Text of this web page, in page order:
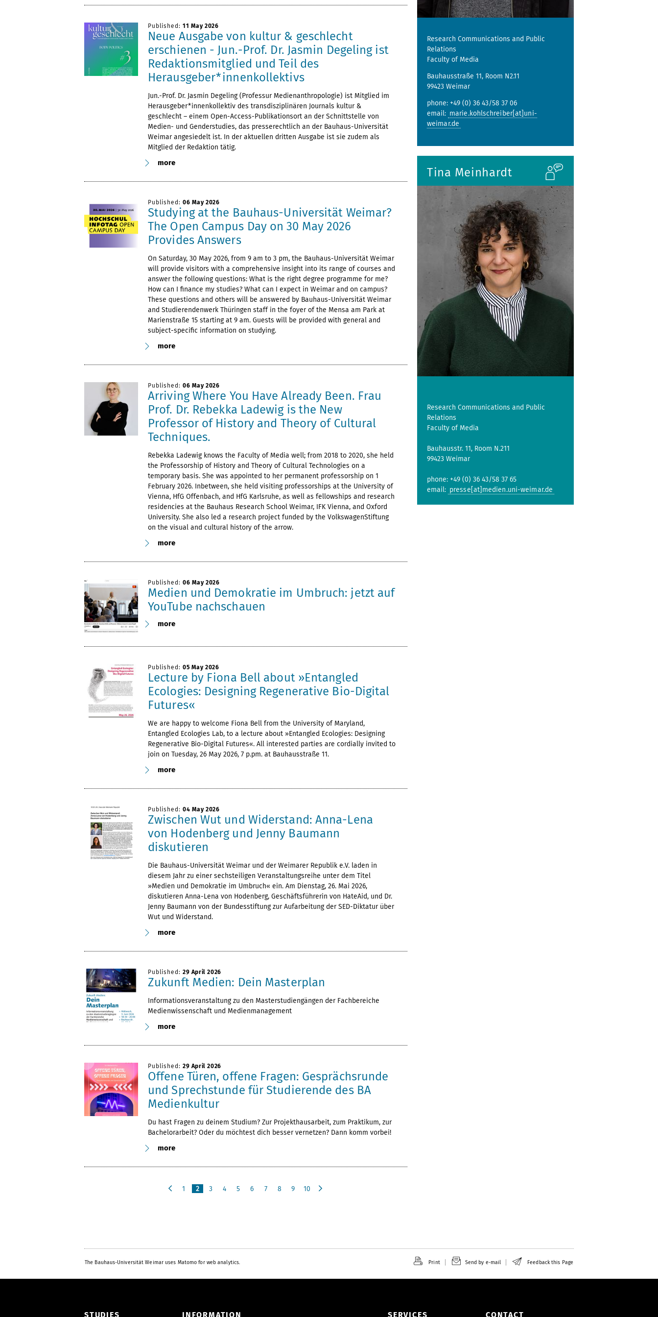
Published: 11 May 2026
Neue Ausgabe von kultur & geschlecht
erschienen - Jun.-Prof. Dr. Jasmin Degeling ist
Redaktionsmitglied und Teil des
Herausgeber*innenkollektivs
Jun.-Prof. Dr. Jasmin Degeling (Professur Medienanthropologie) ist Mitglied im
Herausgeber*innenkollektiv des transdisziplinären Journals kultur &
geschlecht – einem Open-Access-Publikationsort an der Schnittstelle von
Medien- und Genderstudies, das presserechtlich an der Bauhaus-Universität
Weimar angesiedelt ist. In der aktuellen dritten Ausgabe ist sie zudem als
Mitglied der Redaktion tätig.
more
Published: 06 May 2026
Studying at the Bauhaus-Universität Weimar?
The Open Campus Day on 30 May 2026
Provides Answers
On Saturday, 30 May 2026, from 9 am to 3 pm, the Bauhaus-Universität Weimar
will provide visitors with a comprehensive insight into its range of courses and
answer the following questions: What is the right degree programme for me?
How can I finance my studies? What can I expect in Weimar and on campus?
These questions and others will be answered by Bauhaus-Universität Weimar
and Studierendenwerk Thüringen staff in the foyer of the Mensa am Park at
Marienstraße 15 starting at 9 am. Guests will be provided with general and
subject-specific information on studying.
more
Published: 06 May 2026
Arriving Where You Have Already Been. Frau
Prof. Dr. Rebekka Ladewig is the New
Professor of History and Theory of Cultural
Techniques.
Rebekka Ladewig knows the Faculty of Media well; from 2018 to 2020, she held
the Professorship of History and Theory of Cultural Technologies on a
temporary basis. She was appointed to her permanent professorship on 1
February 2026. Inbetween, she held visiting professorships at the University of
Vienna, HfG Offenbach, and HfG Karlsruhe, as well as fellowships and research
residencies at the Bauhaus Research School Weimar, IFK Vienna, and Oxford
University. She also led a research project funded by the VolkswagenStiftung
on the visual and cultural history of the arrow.
more
Published: 06 May 2026
Medien und Demokratie im Umbruch: jetzt auf
YouTube nachschauen
more
Published: 05 May 2026
Lecture by Fiona Bell about »Entangled
Ecologies: Designing Regenerative Bio-Digital
Futures«
We are happy to welcome Fiona Bell from the University of Maryland,
Entangled Ecologies Lab, to a lecture about »Entangled Ecologies: Designing
Regenerative Bio-Digital Futures«. All interested parties are cordially invited to
join on Tuesday, 26 May 2026, 7 p.pm. at Bauhausstraße 11.
more
Published: 04 May 2026
Zwischen Wut und Widerstand: Anna-Lena
von Hodenberg und Jenny Baumann
diskutieren
Die Bauhaus-Universität Weimar und der Weimarer Republik e.V. laden in
diesem Jahr zu einer sechsteiligen Veranstaltungsreihe unter dem Titel
»Medien und Demokratie im Umbruch« ein. Am Dienstag, 26. Mai 2026,
diskutieren Anna-Lena von Hodenberg, Geschäftsführerin von HateAid, und Dr.
Jenny Baumann von der Bundesstiftung zur Aufarbeitung der SED-Diktatur über
Wut und Widerstand.
more
Published: 29 April 2026
Zukunft Medien: Dein Masterplan
Informationsveranstaltung zu den Masterstudiengängen der Fachbereiche
Medienwissenschaft und Medienmanagement
more
Published: 29 April 2026
Offene Türen, offene Fragen: Gesprächsrunde
und Sprechstunde für Studierende des BA
Medienkultur
Du hast Fragen zu deinem Studium? Zur Projekthausarbeit, zum Praktikum, zur
Bachelorarbeit? Oder du möchtest dich besser vernetzen? Dann komm vorbei!
more
s
1 2 3 4 5 6 7 8 9
10
Research Communications and Public
Relations
Faculty of Media
Bauhausstraße 11, Room N2.11
99423 Weimar
phone: +49 (0) 36 43/58 37 06
email: marie.kohlschreiber[at]uni-
weimar.de
Tina Meinhardt
Research Communications and Public
Relations
Faculty of Media
Bauhausstr. 11, Room N.211
99423 Weimar
phone: +49 (0) 36 43/58 37 65
email: presse[at]medien.uni-weimar.de
The Bauhaus-Universität Weimar uses Matomo for web analytics. Print Send by e-mail Feedback this Page
STUDIES INFORMATION SERVICES CONTACT